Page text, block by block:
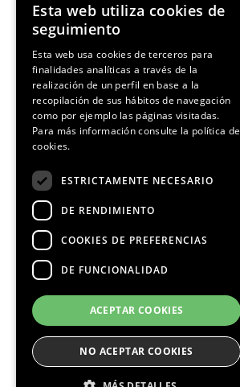
ENGLISH
Esta web utiliza cookies de
seguimiento
Esta web usa cookies de terceros para
finalidades analíticas a través de la
realización de un perfil en base a la
recopilación de sus hábitos de navegación
como por ejemplo las páginas visitadas.
Para más información consulte la política de
cookies.
ESTRICTAMENTE NECESARIO
DE RENDIMIENTO
COOKIES DE PREFERENCIAS
DE FUNCIONALIDAD
ACEPTAR COOKIES
NO ACEPTAR COOKIES